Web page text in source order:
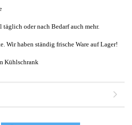
täglich oder nach Bedarf auch mehr.
Wir haben ständig frische Ware auf Lager!
Kühlschrank